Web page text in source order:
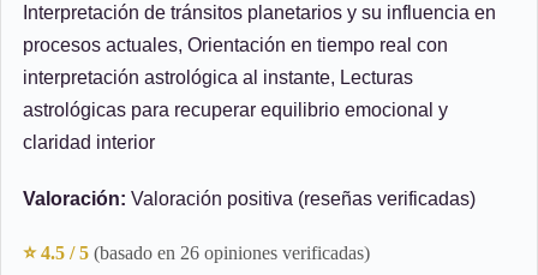
Interpretación de tránsitos planetarios y su influencia en
procesos actuales, Orientación en tiempo real con
interpretación astrológica al instante, Lecturas
astrológicas para recuperar equilibrio emocional y
claridad interior
Valoración: Valoración positiva (reseñas verificadas)
⭐ 4.5 / 5 (basado en 26 opiniones verificadas)